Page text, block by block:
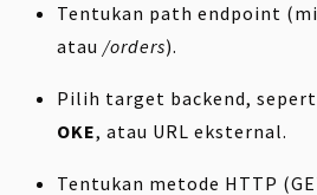
Tentukan path endpoint
atau /orders).
Pilih target backend,
OKE, atau URL eksternal.
Tentukan metode HTTP